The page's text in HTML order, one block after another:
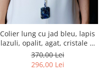
Colier lung cu jad bleu, lapis
lazuli, opalit, agat, cristale si
jasp imperial
370,00 Lei
296,00 Lei